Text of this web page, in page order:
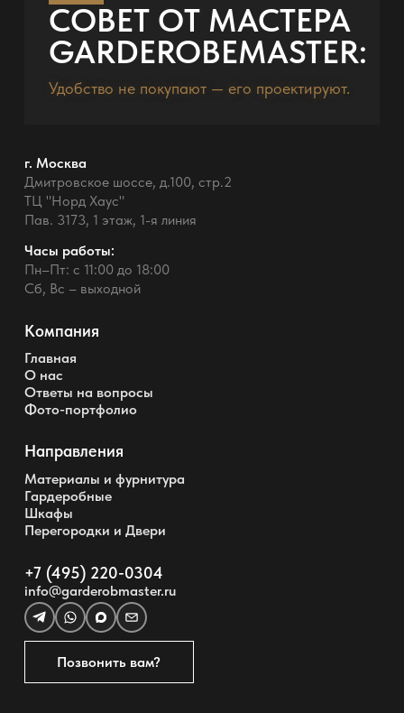
СОВЕТ ОТ МАСТЕРА
GARDEROBEMASTER:
Удобство не покупают — его проектируют.
г. Москва
Дмитровское шоссе, д.100, стр.2
ТЦ "Норд Хаус"
Пав. 3173, 1 этаж, 1-я линия
Часы работы:
Пн–Пт: с 11:00 до 18:00
Сб, Вс – выходной
Компания
Главная
О нас
Ответы на вопросы
Фото-портфолио
Направления
Материалы и фурнитура
Гардеробные
Шкафы
Перегородки и Двери
+7 (495) 220-0304
info@garderobmaster.ru
Позвонить вам?